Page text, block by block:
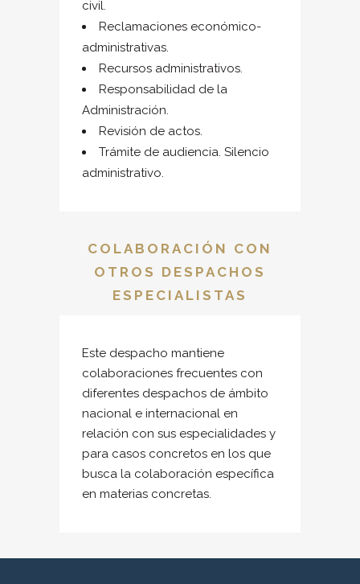
civil.
Reclamaciones económico-
administrativas.
Recursos administrativos.
Responsabilidad de la
Administración.
Revisión de actos.
Trámite de audiencia. Silencio
administrativo.
COLABORACIÓN CON
OTROS DESPACHOS
ESPECIALISTAS
Este despacho mantiene
colaboraciones frecuentes con
diferentes despachos de ámbito
nacional e internacional en
relación con sus especialidades y
para casos concretos en los que
busca la colaboración específica
en materias concretas.